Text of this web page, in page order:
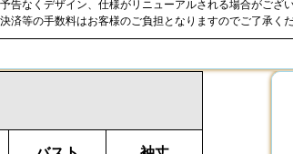
告なくデザイン、仕様がリニューアルされる場合がござ
済等の手数料はお客様のご負担となりますのでご了承くだ